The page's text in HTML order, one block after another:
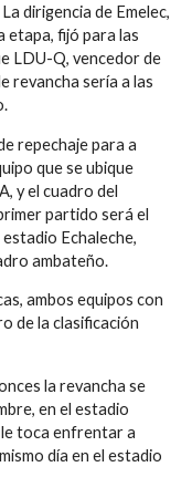
dirigencia de Emelec,
etapa, fijó para las
LDU-Q, vencedor de
revancha sería a las
repechaje para a
que se ubique
y el cuadro del
partido será el
Echaleche,
ambateño.
ambos equipos con
de la clasificación
la revancha se
en el estadio
toca enfrentar a
día en el estadio